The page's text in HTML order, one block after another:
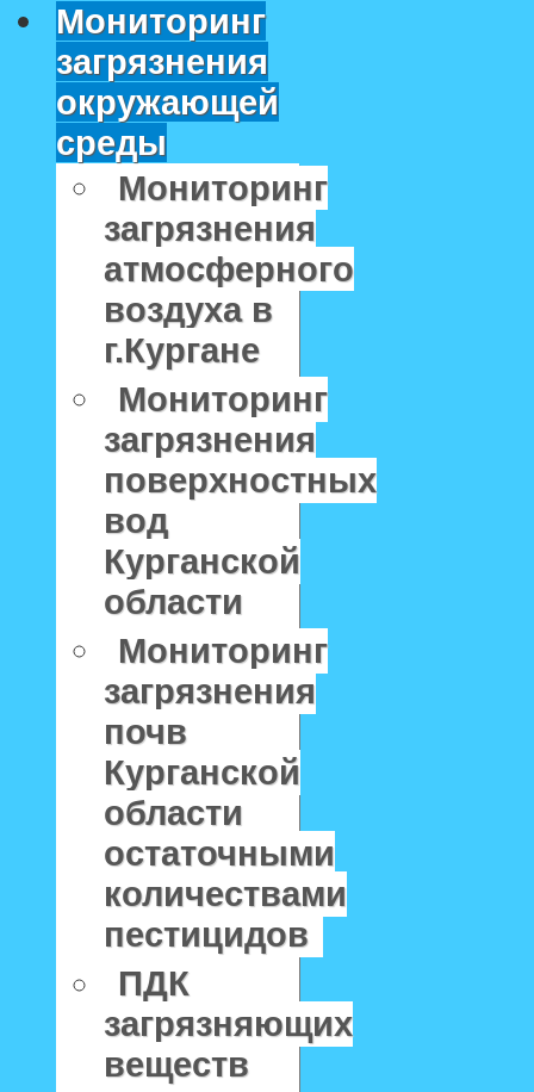
Мониторинг
загрязнения
окружающей
среды
Мониторинг
загрязнения
атмосферного
воздуха в
г.Кургане
Мониторинг
загрязнения
поверхностных
вод
Курганской
области
Мониторинг
загрязнения
почв
Курганской
области
остаточными
количествами
пестицидов
ПДК
загрязняющих
веществ